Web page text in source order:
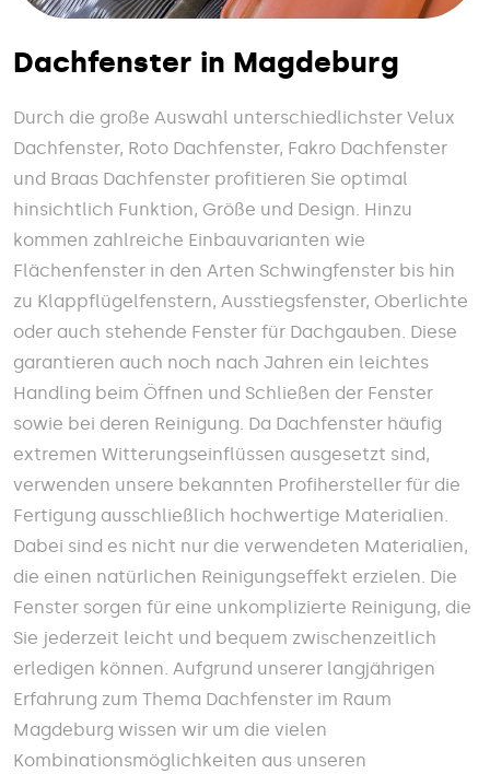
Dachfenster in Magdeburg
Durch die große Auswahl unterschiedlichster Velux
Dachfenster, Roto Dachfenster, Fakro Dachfenster
und Braas Dachfenster profitieren Sie optimal
hinsichtlich Funktion, Größe und Design. Hinzu
kommen zahlreiche Einbauvarianten wie
Flächenfenster in den Arten Schwingfenster bis hin
zu Klappflügelfenstern, Ausstiegsfenster, Oberlichte
oder auch stehende Fenster für Dachgauben. Diese
garantieren auch noch nach Jahren ein leichtes
Handling beim Öffnen und Schließen der Fenster
sowie bei deren Reinigung. Da Dachfenster häufig
extremen Witterungseinflüssen ausgesetzt sind,
verwenden unsere bekannten Profihersteller für die
Fertigung ausschließlich hochwertige Materialien.
Dabei sind es nicht nur die verwendeten Materialien,
die einen natürlichen Reinigungseffekt erzielen. Die
Fenster sorgen für eine unkomplizierte Reinigung, die
Sie jederzeit leicht und bequem zwischenzeitlich
erledigen können. Aufgrund unserer langjährigen
Erfahrung zum Thema Dachfenster im Raum
Magdeburg wissen wir um die vielen
Kombinationsmöglichkeiten aus unseren